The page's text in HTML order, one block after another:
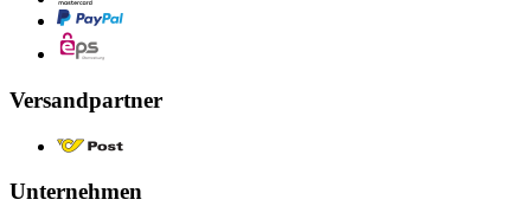
Versandpartner
Unternehmen